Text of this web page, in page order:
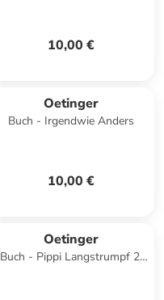
10,00 €
Oetinger
Buch - Irgendwie Anders
10,00 €
Oetinger
Buch - Pippi Langstrumpf 2.